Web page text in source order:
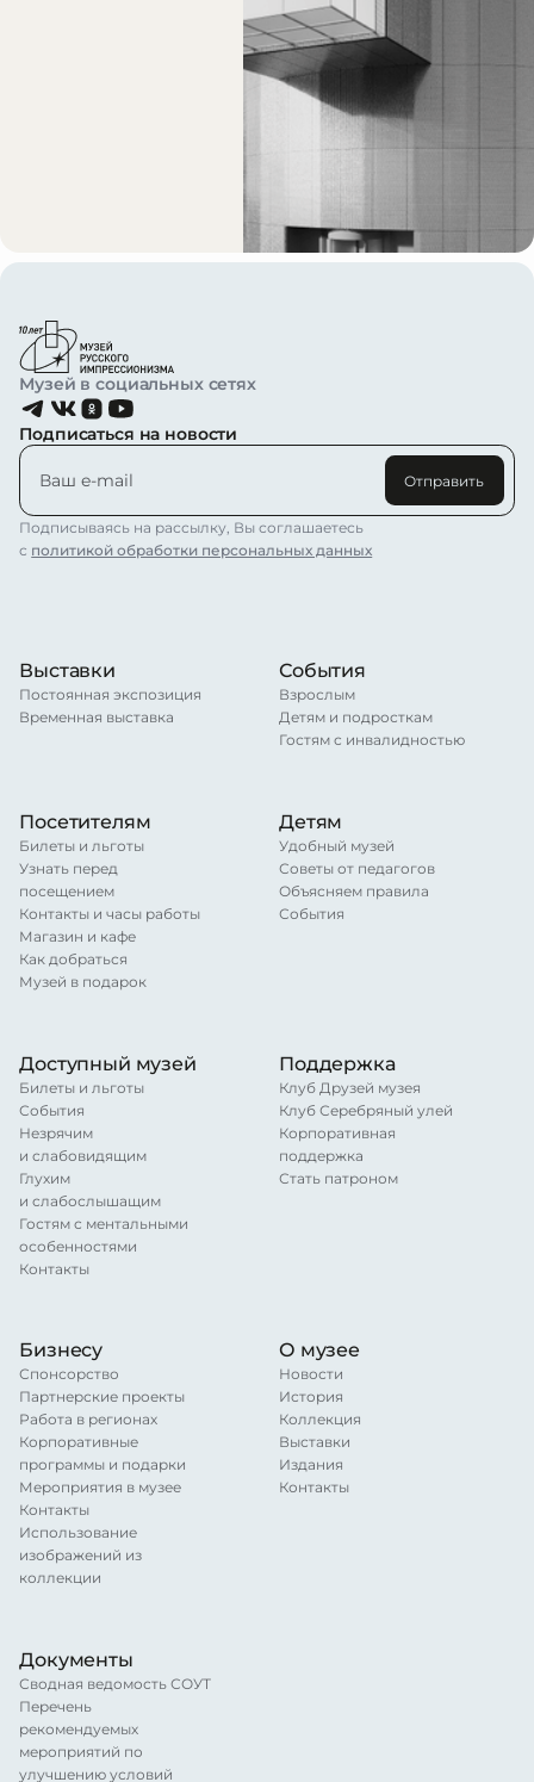
Музей в социальных сетях
Подписаться на новости
Отправить
Подписываясь на рассылку, Вы соглашаетесь
с политикой обработки персональных данных
Выставки
Постоянная экспозиция
Временная выставка
События
Взрослым
Детям и подросткам
Гостям с инвалидностью
Посетителям
Билеты и льготы
Узнать перед
посещением
Контакты и часы работы
Магазин и кафе
Как добраться
Музей в подарок
Детям
Удобный музей
Советы от педагогов
Объясняем правила
События
Доступный музей
Билеты и льготы
События
Незрячим
и слабовидящим
Глухим
и слабослышащим
Гостям с ментальными
особенностями
Контакты
Поддержка
Клуб Друзей музея
Клуб Серебряный улей
Корпоративная
поддержка
Стать патроном
Бизнесу
Спонсорство
Партнерские проекты
Работа в регионах
Корпоративные
программы и подарки
Мероприятия в музее
Контакты
Использование
изображений из
коллекции
О музее
Новости
История
Коллекция
Выставки
Издания
Контакты
Документы
Сводная ведомость СОУТ
Перечень
рекомендуемых
мероприятий по
улучшению условий